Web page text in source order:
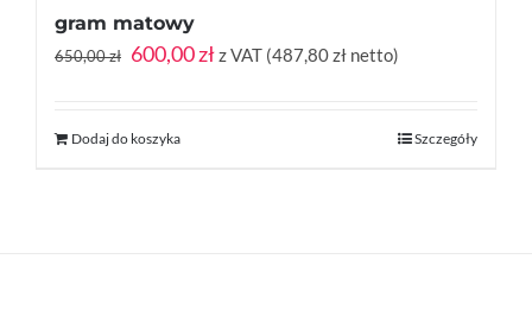
gram matowy
650,00zł Pierwotna
650,00 zł.
600,00złAktualna
z VAT (487,80zł netto)
Dodaj do koszyka Szczegóły